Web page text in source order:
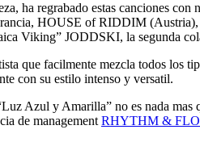
ha regrabado estas canciones
HOUSE of RIDDIM
Viking” JODDSKI, la segunda
que facilmente mezcla todos
con su estilo intenso y versatil.
Azul y Amarilla” no es nada mas
de managementRHYTHM &